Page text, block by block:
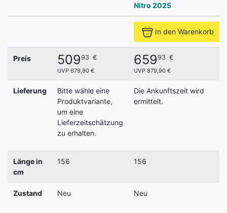
Nitro 2025
In den Warenkorb
Preis 50993 €
UVP 679,90 €
65993 €
UVP 879,90 €
Lieferung
Bitte wähle eine
Produktvariante,
um eine
Lieferzeitschätzung
zu erhalten.
Die Ankunftszeit wird
ermittelt.
Länge in
cm
156 156
Zustand Neu Neu